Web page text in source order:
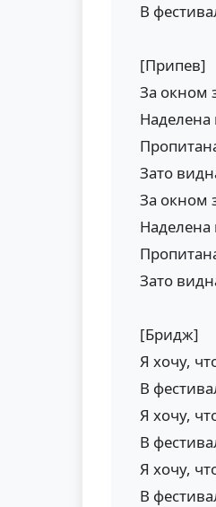
В
[Припев]
За окном
Зато
За окном
Зато
[Бридж]
Я хочу,
В
Я хочу,
В
Я хочу,
В